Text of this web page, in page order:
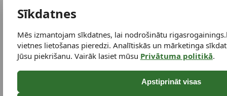
Sīkdatnes
Mēs izmantojam sīkdatnes, lai nodrošinātu
vietnes lietošanas pieredzi. Analītiskās un mārketinga
Jūsu piekrišanu. Vairāk lasiet mūsu Privātuma politikā.
Apstiprināt visas